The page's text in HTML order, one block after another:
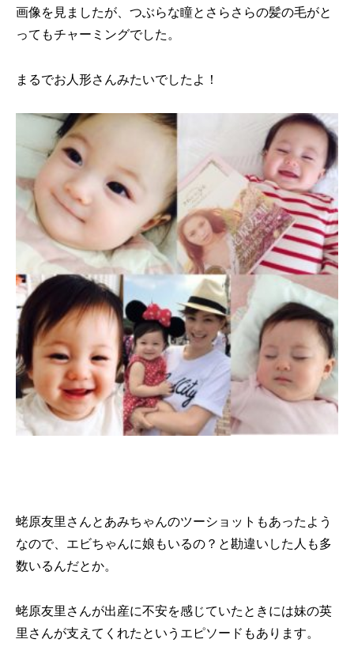
画像を見ましたが、つぶらな瞳とさらさらの髪の毛がと
ってもチャーミングでした。
まるでお人形さんみたいでしたよ！
蛯原友里さんとあみちゃんのツーショットもあったよう
なので、エビちゃんに娘もいるの？と勘違いした人も多
数いるんだとか。
蛯原友里さんが出産に不安を感じていたときには妹の英
里さんが支えてくれたというエピソードもあります。